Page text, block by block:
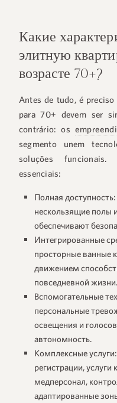
Какие
элитную
возрасте 70+?
Antes de tudo, é
para 70+ devem ser
contrário: os
segmento unem
soluções funcionais.
essenciais:
Полная доступность:
нескользящие полы
обеспечивают
Интегрированные
просторные ванные
движением
повседневной жизни.
Вспомогательные
персональные
освещения и
автономность.
Комплексные услуги:
регистрации,
медперсонал,
адаптированные